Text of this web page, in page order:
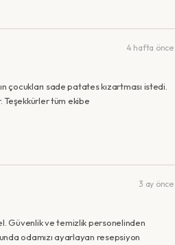
4 hafta önce
çocukları sade patates kızartması istedi.
Teşekkürler tüm ekibe
3 ay önce
Güvenlik ve temizlik personelinden
odamızı ayarlayan resepsiyon